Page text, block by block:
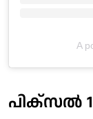
A
പിക്‌സല്‍